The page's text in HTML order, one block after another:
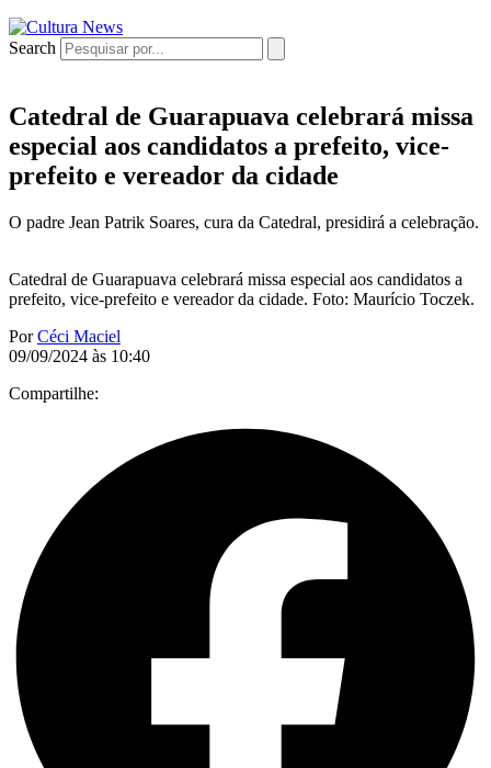
Search
Catedral de Guarapuava celebrará missa
especial aos candidatos a prefeito, vice-
prefeito e vereador da cidade
O padre Jean Patrik Soares, cura da Catedral, presidirá a celebração.
Catedral de Guarapuava celebrará missa especial aos candidatos a
prefeito, vice-prefeito e vereador da cidade. Foto: Maurício Toczek.
PorCéci Maciel
09/09/2024 às 10:40
Compartilhe: